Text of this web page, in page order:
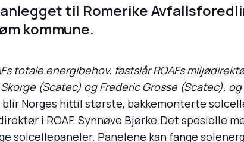
til Romerike
kommune.
totale energibehov, fastslår ROAFs
(Scatec) og Frederic Grosse (Scatec), og
Norges hittil største, bakkemonterte
i ROAF, Synnøve Bjørke.Det spesielle
solcellepaneler. Panelene kan fange